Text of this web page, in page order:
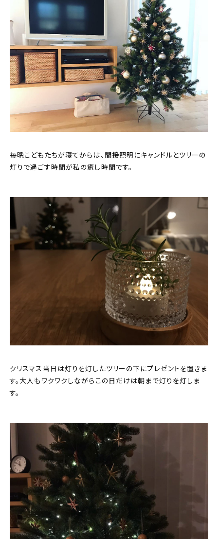
毎晩こどもたちが寝てからは、間接照明にキャンドルとツリーの
灯りで過ごす時間が私の癒し時間です。
クリスマス当日は灯りを灯したツリーの下にプレゼントを置きま
す。大人もワクワクしながらこの日だけは朝まで灯りを灯しま
す。